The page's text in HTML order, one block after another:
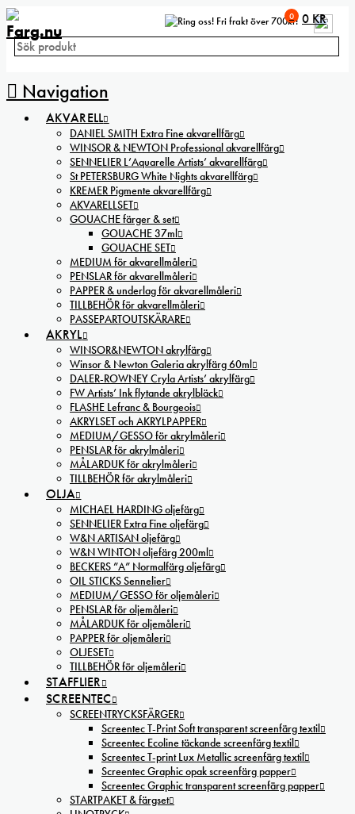
Fri frakt över 700kr!
Navigation
0 0 KR
AKVARELL
DANIEL SMITH Extra Fine akvarellfärg
WINSOR & NEWTON Professional akvarellfärg
SENNELIER L’Aquarelle Artists’ akvarellfärg
St PETERSBURG White Nights akvarellfärg
KREMER Pigmente akvarellfärg
AKVARELLSET
GOUACHE färger & set
GOUACHE 37ml
GOUACHE SET
MEDIUM för akvarellmåleri
PENSLAR för akvarellmåleri
PAPPER & underlag för akvarellmåleri
TILLBEHÖR för akvarellmåleri
PASSEPARTOUTSKÄRARE
AKRYL
WINSOR&NEWTON akrylfärg
Winsor & Newton Galeria akrylfärg 60ml
DALER-ROWNEY Cryla Artists’ akrylfärg
FW Artists’ Ink flytande akrylbläck
FLASHE Lefranc & Bourgeois
AKRYLSET och AKRYLPAPPER
MEDIUM/GESSO för akrylmåleri
PENSLAR för akrylmåleri
MÅLARDUK för akrylmåleri
TILLBEHÖR för akrylmåleri
OLJA
MICHAEL HARDING oljefärg
SENNELIER Extra Fine oljefärg
W&N ARTISAN oljefärg
W&N WINTON oljefärg 200ml
BECKERS ”A” Normalfärg oljefärg
OIL STICKS Sennelier
MEDIUM/GESSO för oljemåleri
PENSLAR för oljemåleri
MÅLARDUK för oljemåleri
PAPPER för oljemåleri
OLJESET
TILLBEHÖR för oljemåleri
STAFFLIER
SCREENTEC
SCREENTRYCKSFÄRGER
Screentec T-Print Soft transparent screenfärg textil
Screentec Ecoline täckande screenfärg textil
Screentec T-print Lux Metallic screenfärg textil
Screentec Graphic opak screenfärg papper
Screentec Graphic transparent screenfärg papper
STARTPAKET & färgset